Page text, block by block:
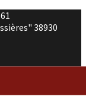
38930